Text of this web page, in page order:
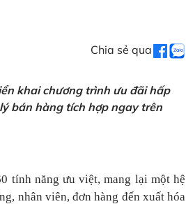
Chia sẻ qua
khai chương trình ưu đãi hấp
bán hàng tích hợp ngay trên
tính năng ưu việt, mang lại một hệ
nhân viên, đơn hàng đến xuất hóa